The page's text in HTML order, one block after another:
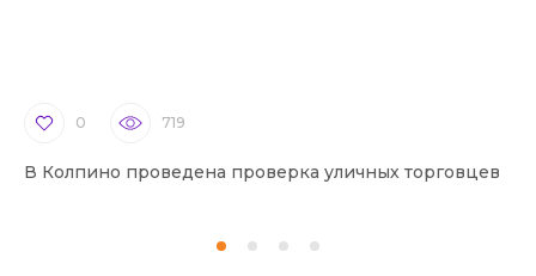
0 719
В Колпино проведена проверка уличных торговцев